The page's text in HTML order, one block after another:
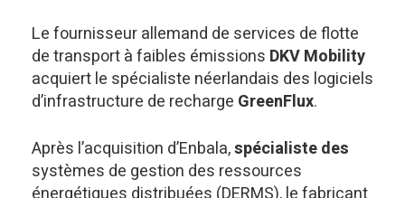
Le fournisseur allemand de services de flotte
de transport à faibles émissions DKV Mobility
acquiert le spécialiste néerlandais des logiciels
d’infrastructure de recharge GreenFlux.
Après l’acquisition d’Enbala,spécialiste des
systèmes de gestion des ressources